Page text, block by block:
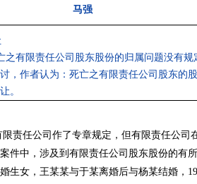
马强
之有限责任公司股东股份的归属问题没有
，作者认为：死亡之有限责任公司股东的
。
责任公司作了专章规定，但有限责任公司
件中，涉及到有限责任公司股东股份的有
生女，王某某与于某离婚后与杨某结婚，